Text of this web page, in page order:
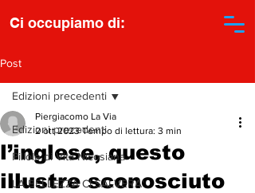
Ci occupiamo di:
Post
Edizioni precedenti
Pillole di Vita Nicosiana
LA BELLEZZA CI SALVERA'
Edizioni precedenti
l’inglese, questo
illustre sconosciuto
Piergiacomo La Via
2 ott 2023 Tempo di lettura: 3 min